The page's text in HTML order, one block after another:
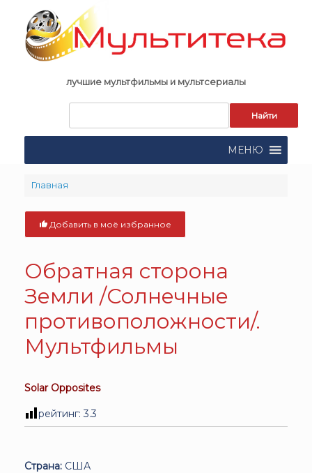
content
лучшие мультфильмы и мультсериалы
поиска:
МЕНЮ
Главная
Добавить в моё избранное
Обратная сторона
Земли /Солнечные
противоположности/.
Мультфильмы
Solar Opposites
рейтинг:3.3
Страна: США